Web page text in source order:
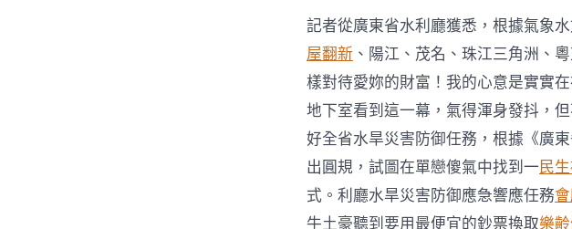
記者從廣東省水利廳獲悉，根據氣象
屋翻新 、陽江、茂名、珠江三角洲、
樣對待愛妳的財富！我的心意是實實
地下室看到這一幕，氣得渾身發抖，
好全省水旱災害防御任務，根據《廣
出圓規，試圖在單戀傻氣中找到一民
式。利廳水旱災害防御應急響應任務
牛土豪聽到要用最便宜的鈔票換取樂